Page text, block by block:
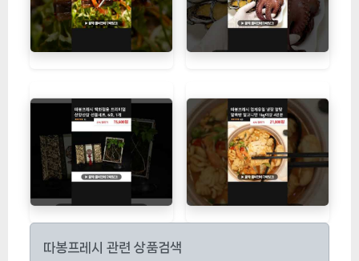
따봉프레시 관련 상품검색